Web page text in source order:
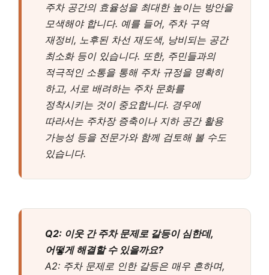
주차 공간의 효율성을 최대한 높이는 방안을
모색해야 합니다. 예를 들어, 주차 구역
재정비, 노후된 차선 재도색, 낭비되는 공간
최소화 등이 있습니다. 또한, 주민들과의
적극적인 소통을 통해 주차 규정을 명확히
하고, 서로 배려하는 주차 문화를
정착시키는 것이 중요합니다. 경우에
따라서는 주차장 증축이나 지하 공간 활용
가능성 등을 전문가와 함께 검토해 볼 수도
있습니다.
Q2: 이웃 간 주차 문제로 갈등이 심한데,
어떻게 해결할 수 있을까요?
A2: 주차 문제로 인한 갈등은 매우 흔하며,